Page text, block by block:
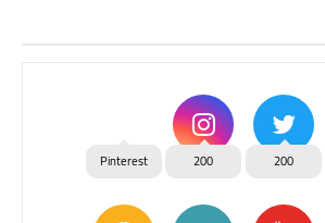
200
200
Pinterest